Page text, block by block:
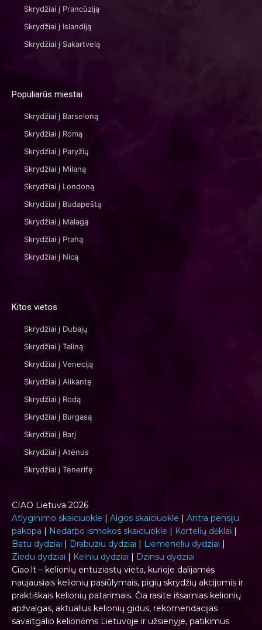
Skrydžiai į Prancūziją
Skrydžiai į Islandiją
Skrydžiai į Sakartvelą
Populiarūs miestai
Skrydžiai į Barseloną
Skrydžiai į Romą
Skrydžiai į Paryžių
Skrydžiai į Milaną
Skrydžiai į Londoną
Skrydžiai į Budapeštą
Skrydžiai į Malagą
Skrydžiai į Prahą
Skrydžiai į Nicą
Kitos vietos
Skrydžiai į Dubajų
Skrydžiai į Taliną
Skrydžiai į Veneciją
Skrydžiai į Alikantę
Skrydžiai į Rodą
Skrydžiai į Burgasą
Skrydžiai į Barį
Skrydžiai į Atėnus
Skrydžiai į Tenerifę
CIAO Lietuva 2026
Atlyginimo skaiciuokle | Algos skaiciuokle | Antra pensiju
pakopa | Nedarbo ismokos skaiciuokle | Kortelių dėklai |
Batu dydziai | Drabuziu dydziai | Liemeneliu dydziai |
Ziedu dydziai | Kelniu dydziai | Dzinsu dydziai
Ciao.lt – kelionių entuziastų vieta, kurioje dalijamės
naujausiais kelionių pasiūlymais, pigių skrydžių akcijomis ir
praktiškais kelionių patarimais. Čia rasite išsamias kelionių
apžvalgas, aktualius kelionių gidus, rekomendacijas
savaitgalio kelionėms Lietuvoje ir užsienyje, patikimus